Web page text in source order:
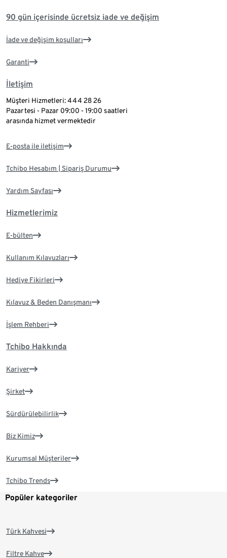
90 gün içerisinde ücretsiz iade ve değişim
İade ve değişim koşulları
Garanti
İletişim
Müşteri Hizmetleri: 444 28 26
Pazartesi - Pazar 09:00 - 19:00 saatleri
arasında hizmet vermektedir
E-posta ile iletişim
Tchibo Hesabım | Sipariş Durumu
Yardım Sayfası
Hizmetlerimiz
E-bülten
Kullanım Kılavuzları
Hediye Fikirleri
Kılavuz & Beden Danışmanı
İşlem Rehberi
Tchibo Hakkında
Kariyer
Şirket
Sürdürülebilirlik
Biz Kimiz
Kurumsal Müşteriler
Tchibo Trends
Popüler kategoriler
Türk Kahvesi
Filtre Kahve